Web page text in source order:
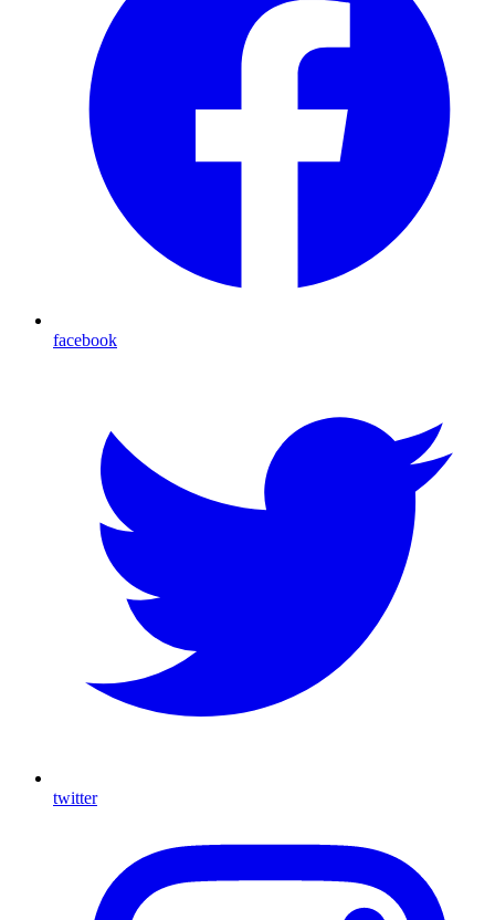
facebook
twitter